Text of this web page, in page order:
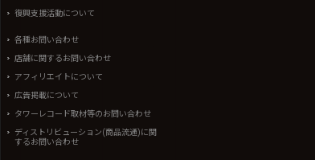
復興支援活動について
各種お問い合わせ
店舗に関するお問い合わせ
アフィリエイトについて
広告掲載について
タワーレコード取材等のお問い合わせ
ディストリビューション(商品流通)に関
するお問い合わせ